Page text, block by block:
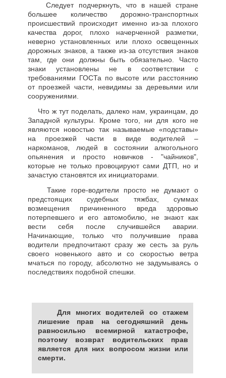
Следует подчеркнуть, что в нашей стране
большее количество дорожно-транспортных
происшествий происходит именно из-за плохого
качества дорог, плохо начерченной разметки,
неверно установленных или плохо освещенных
дорожных знаков, а также из-за отсутствия знаков
там, где они должны быть обязательно. Часто
знаки установлены не в соответствии с
требованиями ГОСТа по высоте или расстоянию
от проезжей части, невидимы за деревьями или
сооружениями.
Что ж тут поделать, далеко нам, украинцам, до
Западной культуры. Кроме того, ни для кого не
являются новостью так называемые «подставы»
на проезжей части в виде водителей –
наркоманов, людей в состоянии алкогольного
опьянения и просто новичков - "чайников",
которые не только провоцируют сами ДТП, но и
зачастую становятся их инициаторами.
Такие горе-водители просто не думают о
предстоящих судебных тяжбах, суммах
возмещения причиненного вреда здоровью
потерпевшего и его автомобилю, не знают как
вести себя после случившейся аварии.
Начинающие, только что получившие права
водители предпочитают сразу же сесть за руль
своего новенького авто и со скоростью ветра
мчаться по городу, абсолютно не задумываясь о
последствиях подобной спешки.
Для многих водителей со стажем
лишение прав на сегодняшний день
равносильно всемирной катастрофе,
поэтому возврат водительских прав
является для них вопросом жизни или
смерти.